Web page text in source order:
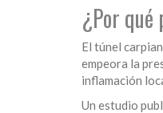
¿Por
El túnel
empeora la
inflamación
Un estudio